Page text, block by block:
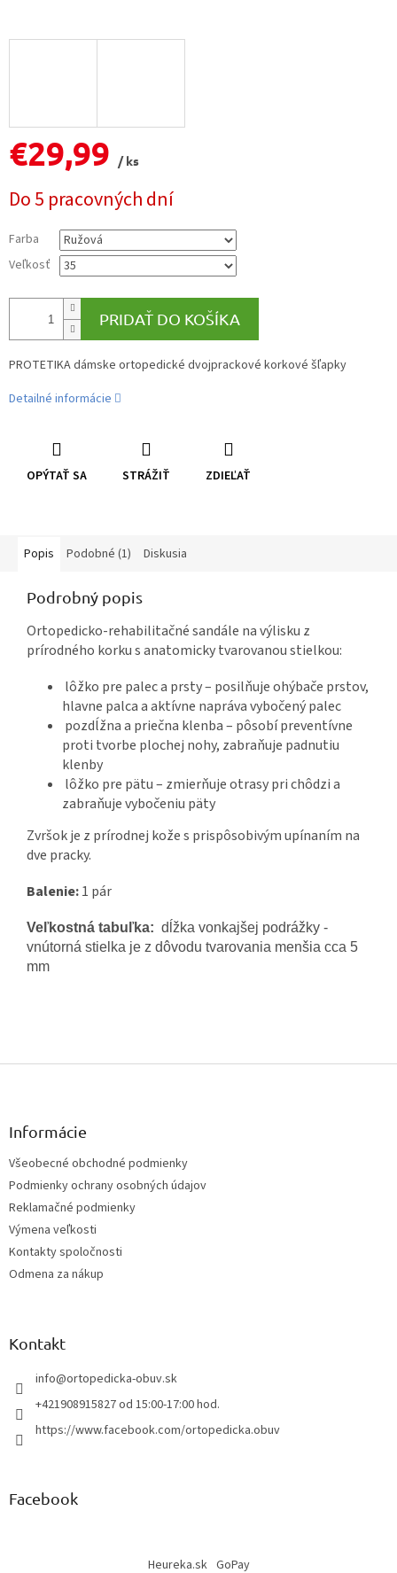
€29,99
/ ks
cena:
Do 5 pracovných dní
Farba
Veľkosť
PRIDAŤ DO KOŠÍKA
PROTETIKA dámske ortopedické dvojprackové korkové šľapky
Detailné informácie
OPÝTAŤ SA STRÁŽIŤ ZDIEĽAŤ
Popis Podobné (1) Diskusia
Podrobný popis
Ortopedicko-rehabilitačné sandále na výlisku z
prírodného korku s anatomicky tvarovanou stielkou:
lôžko pre palec a prsty – posilňuje ohýbače prstov,
hlavne palca a aktívne napráva vybočený palec
pozdĺžna a priečna klenba – pôsobí preventívne
proti tvorbe plochej nohy, zabraňuje padnutiu
klenby
lôžko pre pätu – zmierňuje otrasy pri chôdzi a
zabraňuje vybočeniu päty
Zvršok je z prírodnej kože s prispôsobivým upínaním na
dve pracky.
Balenie:1 pár
Veľkostná tabuľka: dĺžka vonkajšej podrážky -
vnútorná stielka je z dôvodu tvarovania menšia cca 5
mm
Z
Informácie
Všeobecné obchodné podmienky
Podmienky ochrany osobných údajov
Reklamačné podmienky
Výmena veľkosti
Kontakty spoločnosti
Odmena za nákup
Kontakt
info@ortopedicka-obuv.sk
+421908915827 od 15:00-17:00 hod.
https://www.facebook.com/ortopedicka.obuv
Facebook
Heureka.sk GoPay